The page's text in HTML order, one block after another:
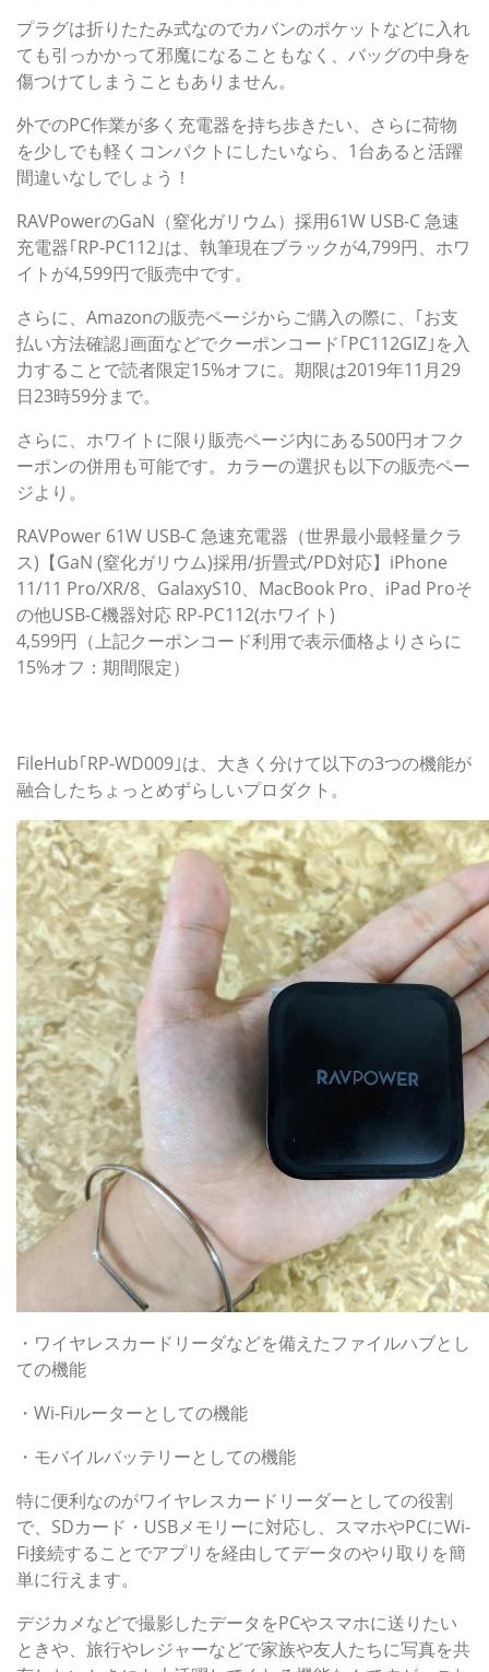
プラグは折りたたみ式なのでカバンのポケットなどに入れ
ても引っかかって邪魔になることもなく、バッグの中身を
傷つけてしまうこともありません。
外でのPC作業が多く充電器を持ち歩きたい、さらに荷物
を少しでも軽くコンパクトにしたいなら、1台あると活躍
間違いなしでしょう！
RAVPowerのGaN（窒化ガリウム）採用61W USB-C 急速
充電器｢RP-PC112｣は、執筆現在ブラックが4,799円、ホワ
イトが4,599円で販売中です。
さらに、Amazonの販売ページからご購入の際に、｢お支
払い方法確認｣画面などでクーポンコード｢PC112GIZ｣を入
力することで読者限定15%オフに。期限は2019年11月29
日23時59分まで。
さらに、ホワイトに限り販売ページ内にある500円オフク
ーポンの併用も可能です。カラーの選択も以下の販売ペー
ジより。
RAVPower 61W USB-C 急速充電器（世界最小最軽量クラ
ス)【GaN (窒化ガリウム)採用/折畳式/PD対応】iPhone
11/11 Pro/XR/8、GalaxyS10、MacBook Pro、iPad Proそ
の他USB-C機器対応 RP-PC112(ホワイト)
4,599円（上記クーポンコード利用で表示価格よりさらに
15%オフ：期間限定）
FileHub｢RP-WD009｣は、大きく分けて以下の3つの機能が
融合したちょっとめずらしいプロダクト。
・ワイヤレスカードリーダなどを備えたファイルハブとし
ての機能
・Wi-Fiルーターとしての機能
・モバイルバッテリーとしての機能
特に便利なのがワイヤレスカードリーダーとしての役割
で、SDカード・USBメモリーに対応し、スマホやPCにWi-
Fi接続することでアプリを経由してデータのやり取りを簡
単に行えます。
デジカメなどで撮影したデータをPCやスマホに送りたい
ときや、旅行やレジャーなどで家族や友人たちに写真を共